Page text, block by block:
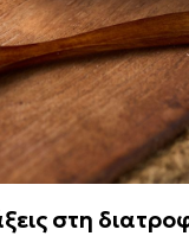
στη